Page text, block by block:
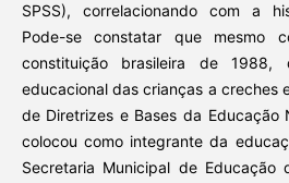
SPSS), correlacionando com a
Pode-se constatar que mesmo
constituição brasileira de
educacional das crianças a creches
de Diretrizes e Bases da Educação
colocou como integrante da
Secretaria Municipal de Educação